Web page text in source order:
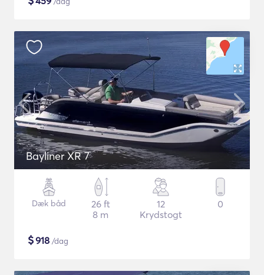
Bayliner XR 7
Dæk båd
26 ft
8 m
12
Krydstogt
0
$918 /dag